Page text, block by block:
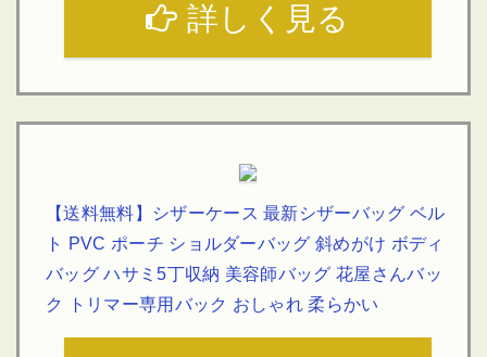
詳しく見る
【送料無料】シザーケース 最新シザーバッグ ベル
ト PVC ポーチ ショルダーバッグ 斜めがけ ボディ
バッグ ハサミ5丁収納 美容師バッグ 花屋さんバッ
ク トリマー専用バック おしゃれ 柔らかい